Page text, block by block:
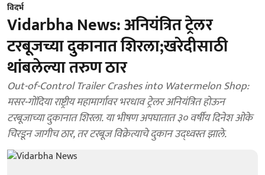
विदर्भ
Vidarbha News: अनियंत्रित ट्रेलर
टरबूजच्या दुकानात शिरला;खरेदीसाठी
थांबलेल्या तरुण ठार
Out-of-Control Trailer Crashes into Watermelon Shop:
मसर-गोंदिया राष्ट्रीय महामार्गावर भरधाव ट्रेलर अनियंत्रित होऊन
टरबूजाच्या दुकानात शिरला. या भीषण अपघातात ३० वर्षीय दिनेश ओके
चिरडून जागीच ठार, तर टरबूज विक्रेत्याचे दुकान उद्ध्वस्त झाले.